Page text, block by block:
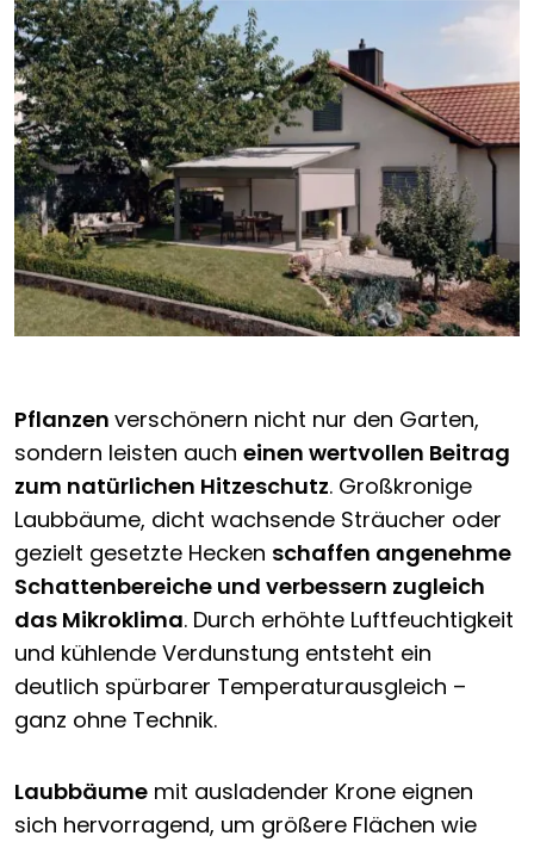
Pflanzen verschönern nicht nur den Garten,
sondern leisten auch einen wertvollen Beitrag
zum natürlichen Hitzeschutz. Großkronige
Laubbäume, dicht wachsende Sträucher oder
gezielt gesetzte Hecken schaffen angenehme
Schattenbereiche und verbessern zugleich
das Mikroklima. Durch erhöhte Luftfeuchtigkeit
und kühlende Verdunstung entsteht ein
deutlich spürbarer Temperaturausgleich –
ganz ohne Technik.
Laubbäume mit ausladender Krone eignen
sich hervorragend, um größere Flächen wie